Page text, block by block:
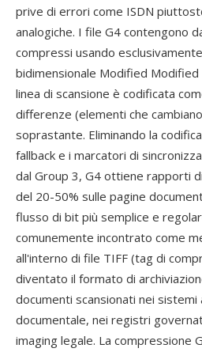
prive di errori come ISDN
analogiche. I file G4 contengono
compressi usando
bidimensionale Modified Modified
linea di scansione è codificata
differenze (elementi che
soprastante. Eliminando la
fallback e i marcatori di
dal Group 3, G4 ottiene rapporti
del 20-50% sulle pagine
flusso di bit più semplice e
comunemente incontrato come
all'interno di file TIFF (tag di
diventato il formato di
documenti scansionati nei sistemi
documentale, nei registri
imaging legale. La compressione